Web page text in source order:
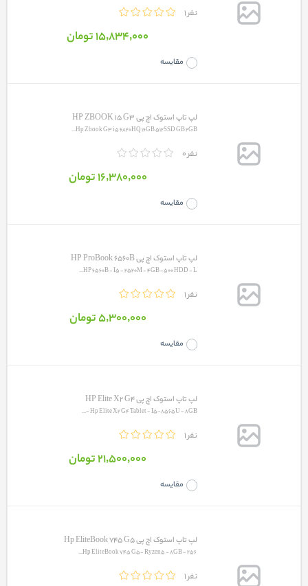
1 نفر
مقایسه
15٬834٬000 تومان
لپ تاپ استوک اچ پی HP ZBOOK 15 G3
Hp Zbook G3 i5 6820HQ 16GB 512SSD GB 2GB...
0 نفر
مقایسه
16٬380٬000 تومان
لپ تاپ استوک اچ پی HP ProBook 6560B
HP 6560B - I5 - 2520M - 4GB -500 HDD - L...
1 نفر
مقایسه
5٬300٬000 تومان
لپ تاپ استوک اچ پی HP Elite X2 G4
Hp Elite X2 G4 Tablet - I5-8565U - 8GB -...
1 نفر
مقایسه
21٬500٬000 تومان
لپ تاپ استوک اچ پی Hp EliteBook 745 G5
1 نفر